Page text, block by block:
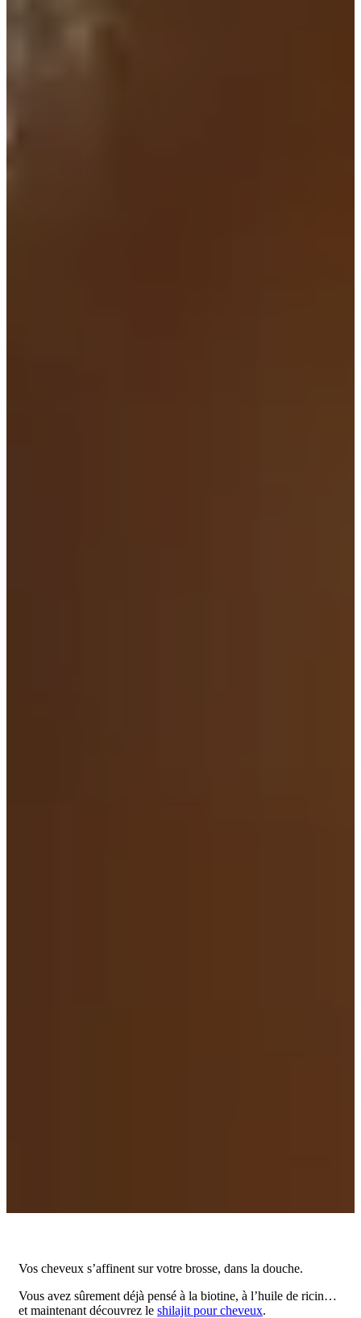
Vos cheveux s’affinent sur votre brosse, dans la douche.
Vous avez sûrement déjà pensé à la biotine, à l’huile de ricin…
et maintenant découvrez le shilajit pour cheveux.